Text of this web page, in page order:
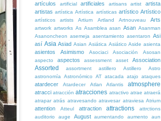
artículos artificial artificiales artisans artist
artista
artistas artística Artística artísticas artístico Artístico
artísticos artists Artium Artland Artnouveau Arts
artwork artworks As Asamblea asan Asan Asanman
Asanoncheon asemeja asentamiento asentaron Asi
así Asia Asiad Asian Asiática Asiático Aside asienta
asientos Asimismo Asociaci Asociación
Asosan
aspecto
aspectos assessment asset Association
Assorted assortment astillero Astillero
Astro
astronomía
Astronómico AT atacada atajo ataques
atardecer Atardecer Atlan Atlantis atmosphere
atracci atracción atracciones atractivo atrae atraerá
atrapar atrás atravesando atravesar atraviesa Atrium
attention Atteul attraction attractions
attrctions
auditorio
auge August aumentando aumento
aun